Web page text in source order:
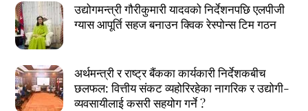
उद्योगमन्त्री गौरीकुमारी यादवको निर्देशनपछि एलपीजी
ग्यास आपूर्ति सहज बनाउन क्विक रेस्पोन्स टिम गठन
अर्थमन्त्री र राष्ट्र बैंकका कार्यकारी निर्देशकबीच
छलफल: वित्तीय संकट व्यहोरिरहेका नागरिक र उद्योगी-
व्यवसायीलाई कसरी सहयोग गर्ने ?